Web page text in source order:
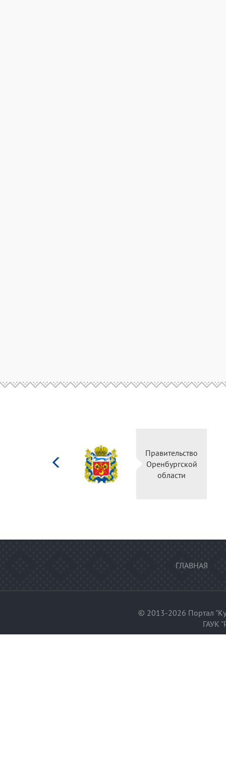
Правительство
Оренбургской
области
ГЛАВНАЯ
© 2013-2026 Портал
ГАУК